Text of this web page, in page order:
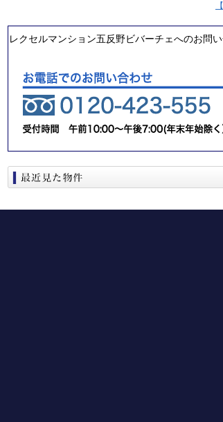
レクセルマンション五反野ビバーチェへのお問